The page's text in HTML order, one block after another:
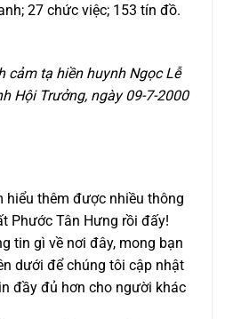
27 chức việc; 153 tín đồ.
cảm tạ hiền huynh Ngọc Lễ
Hội Trưởng, ngày 09-7-2000
hiểu thêm được nhiều thông
Phước Tân Hưng rồi đấy!
tin gì về nơi đây, mong bạn
dưới để chúng tôi cập nhật
đầy đủ hơn cho người khác